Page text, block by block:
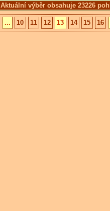
Aktuální výběr obsahuje 23226
... 10 11 12 13 14 15 16